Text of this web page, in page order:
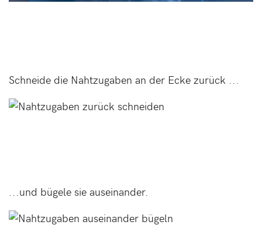
Schneide die Nahtzugaben an der Ecke zurück ...
...und bügele sie auseinander.